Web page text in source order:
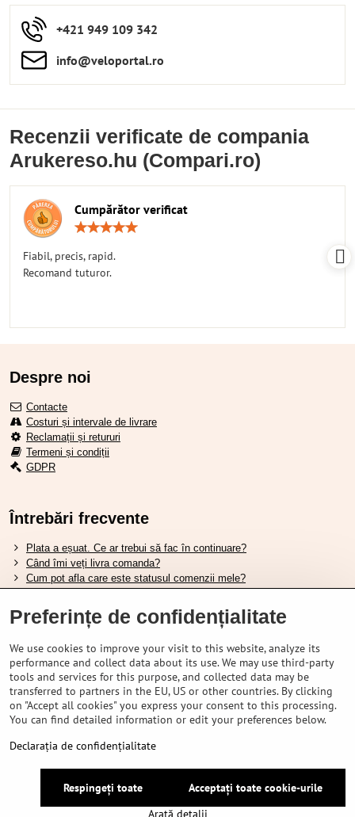
+421 949 109 342
info​​@veloportal​.ro
Recenzii verificate de compania
Arukereso.hu (Compari.ro)
Cumpărător verificat
Fiabil, precis, rapid.
Recomand tuturor.
Despre noi
Contacte
Costuri și intervale de livrare
Reclamații și retururi
Termeni și condiții
GDPR
Întrebări frecvente
Plata a eșuat. Ce ar trebui să fac în continuare?
Când îmi veți livra comanda?
Cum pot afla care este statusul comenzii mele?
Vreau să îmi schimb comanda. Cum pot face asta?
Tabela de dimensiuni pentru încălțămintea Shimano.
Cum să alegi furca amortizată potrivită?
Cum să alegi mărimea potrivită a căștii?
Ghidul pentru acumulatorii Shimano.
Înțelegerea anvelopelor tubeless Schwalbe.
2026
VELOPORTAL STORES L.T.D.
Preferințe de confidențialitate
Declarația de confidențialitate
Preferințe de confidențialitate
We use cookies to improve your visit to this website, analyze its
performance and collect data about its use. We may use third-party
tools and services for this purpose, and collected data may be
transferred to partners in the EU, US or other countries. By clicking
on "Accept all cookies" you express your consent to this processing.
You can find detailed information or edit your preferences below.
Declarația de confidențialitate
Arată detalii
Acceptați toate cookie-urile
Respingeți toate